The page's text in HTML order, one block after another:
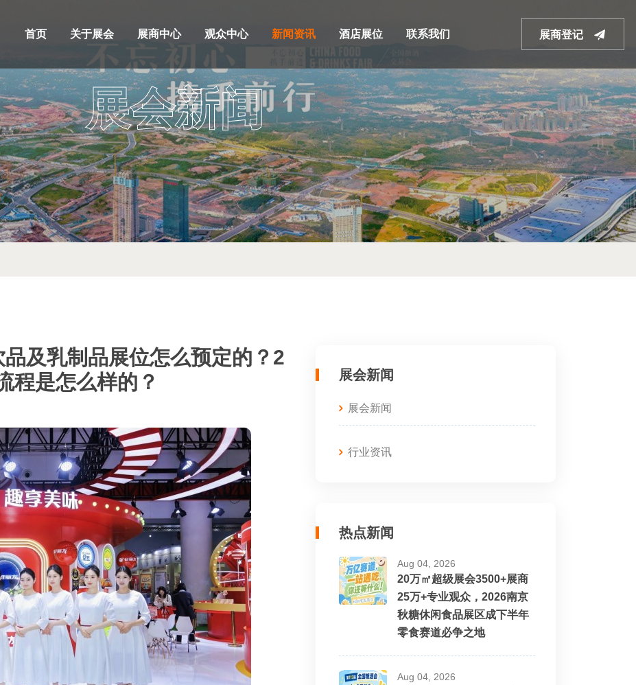
首页 关于展会 展商中心 观众中心 新闻资讯 酒店展位 联系我们 展商登记
展会新闻
及乳制品展位怎么预定的？2
程是怎么样的？
展会新闻
展会新闻
行业资讯
热点新闻
Aug 04, 2026
20万㎡超级展会3500+展商
25万+专业观众，2026南京
秋糖休闲食品展区成下半年
零食赛道必争之地
Aug 04, 2026